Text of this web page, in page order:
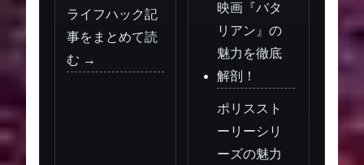
ライフハック記
事をまとめて読
む →
映画『バタ
リアン』の
魅力を徹底
解剖！
ポリススト
ーリーシリ
ーズの魅力